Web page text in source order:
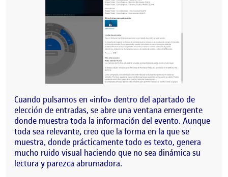
Cuando pulsamos en «info» dentro del apartado de
elección de entradas, se abre una ventana emergente
donde muestra toda la información del evento. Aunque
toda sea relevante, creo que la forma en la que se
muestra, donde prácticamente todo es texto, genera
mucho ruido visual haciendo que no sea dinámica su
lectura y parezca abrumadora.